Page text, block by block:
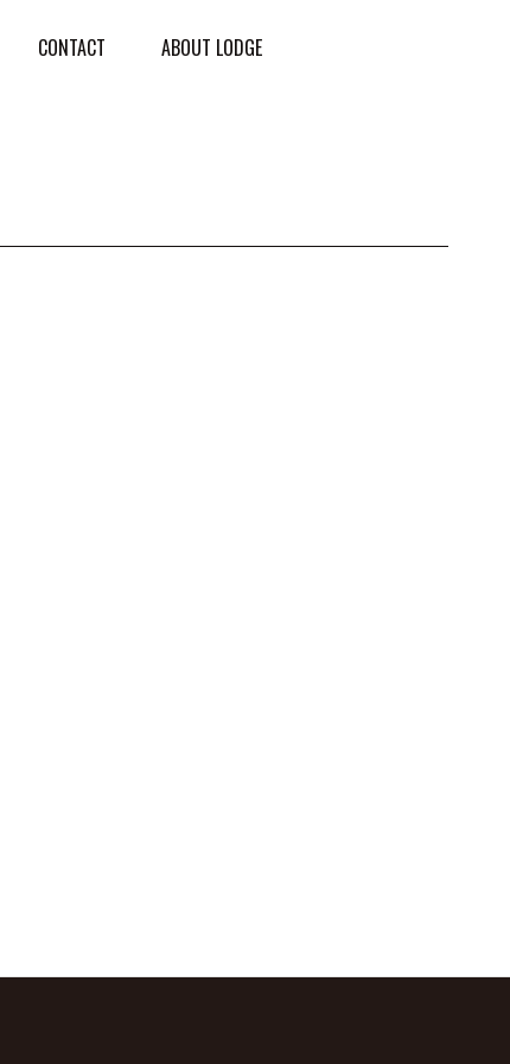
CONTACT ABOUT LODGE